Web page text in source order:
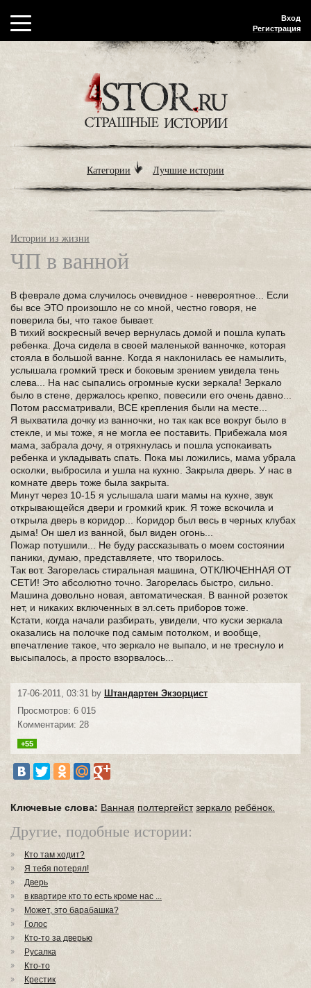
Вход
Регистрация
Категории Лучшие истории
Истории из жизни
ЧП в ванной
В феврале дома случилось очевидное - невероятное... Если
бы все ЭТО произошло не со мной, честно говоря, не
поверила бы, что такое бывает.
В тихий воскресный вечер вернулась домой и пошла купать
ребенка. Доча сидела в своей маленькой ванночке, которая
стояла в большой ванне. Когда я наклонилась ее намылить,
услышала громкий треск и боковым зрением увидела тень
слева... На нас сыпались огромные куски зеркала! Зеркало
было в стене, держалось крепко, повесили его очень давно...
Потом рассматривали, ВСЕ крепления были на месте...
Я выхватила дочку из ванночки, но так как все вокруг было в
стекле, и мы тоже, я не могла ее поставить. Прибежала моя
мама, забрала дочу, я отряхнулась и пошла успокаивать
ребенка и укладывать спать. Пока мы ложились, мама убрала
осколки, выбросила и ушла на кухню. Закрыла дверь. У нас в
комнате дверь тоже была закрыта.
Минут через 10-15 я услышала шаги мамы на кухне, звук
открывающейся двери и громкий крик. Я тоже вскочила и
открыла дверь в коридор... Коридор был весь в черных клубах
дыма! Он шел из ванной, был виден огонь...
Пожар потушили... Не буду рассказывать о моем состоянии
паники, думаю, представляете, что творилось.
Так вот. Загорелась стиральная машина, ОТКЛЮЧЕННАЯ ОТ
СЕТИ! Это абсолютно точно. Загорелась быстро, сильно.
Машина довольно новая, автоматическая. В ванной розеток
нет, и никаких включенных в эл.сеть приборов тоже.
Кстати, когда начали разбирать, увидели, что куски зеркала
оказались на полочке под самым потолком, и вообще,
впечатление такое, что зеркало не выпало, и не треснуло и
высыпалось, а просто взорвалось...
17-06-2011, 03:31 by Штандартен Экзорцист
Просмотров: 6 015
Комментарии: 28
+55
Ключевые слова: Ванная полтергейст зеркало ребёнок.
Другие, подобные истории:
Кто там ходит?
Я тебя потерял!
Дверь
в квартире кто то есть кроме нас ...
Может, это барабашка?
Голос
Кто-то за дверью
Русалка
Кто-то
Крестик